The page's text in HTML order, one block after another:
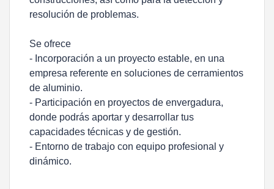
resolución de problemas.
Se ofrece
- Incorporación a un proyecto estable, en una
empresa referente en soluciones de cerramientos
de aluminio.
- Participación en proyectos de envergadura,
donde podrás aportar y desarrollar tus
capacidades técnicas y de gestión.
- Entorno de trabajo con equipo profesional y
dinámico.